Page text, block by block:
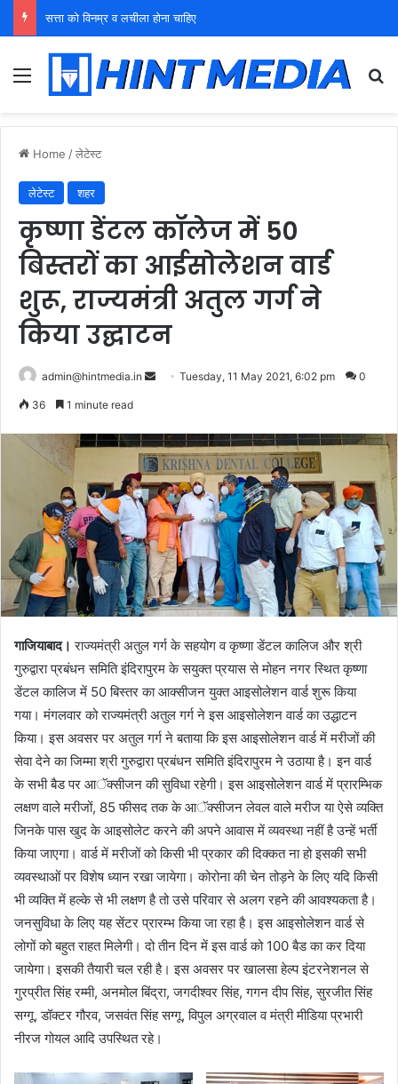
युवा शक्ति को पहचाने बूढ़ा नेतृत्व
Menu
Home /लेटेस्ट
लेटेस्ट शहर
कृष्णा डेंटल कॉलेज में 50
बिस्तरों का आईसोलेशन वार्ड
शुरू, राज्यमंत्री अतुल गर्ग ने
किया उद्घाटन
admin@hintmedia.in
SendTuesday, 11 May 2021, 6:02 pm 0
36 1 minute read
गाजियाबाद। राज्यमंत्री अतुल गर्ग के सहयोग व कृष्णा डेंटल कालिज और श्री
गुरुद्वारा प्रबंधन समिति इंदिरापुरम के सयुक्त प्रयास से मोहन नगर स्थित कृष्णा
डेंटल कालिज में 50 बिस्तर का आक्सीजन युक्त आइसोलेशन वार्ड शुरू किया
गया। मंगलवार को राज्यमंत्री अतुल गर्ग ने इस आइसोलेशन वार्ड का उद्धाटन
किया। इस अवसर पर अतुल गर्ग ने बताया कि इस आइसोलेशन वार्ड में मरीजों की
सेवा देने का जिम्मा श्री गुरुद्वारा प्रबंधन समिति इंदिरापुरम ने उठाया है। इन वार्ड
के सभी बैड पर आॅक्सीजन की सुविधा रहेगी। इस आइसोलेशन वार्ड में प्रारम्भिक
लक्षण वाले मरीजों, 85 फीसद तक के आॅक्सीजन लेवल वाले मरीज या ऐसे व्यक्ति
जिनके पास खुद के आइसोलेट करने की अपने आवास में व्यवस्था नहीं है उन्हें भर्ती
किया जाएगा। वार्ड में मरीजों को किसी भी प्रकार की दिक्कत ना हो इसकी सभी
व्यवस्थाओं पर विशेष ध्यान रखा जायेगा। कोरोना की चेन तोड़ने के लिए यदि किसी
भी व्यक्ति में हल्के से भी लक्षण है तो उसे परिवार से अलग रहने की आवश्यकता है।
जनसुविधा के लिए यह सेंटर प्रारम्भ किया जा रहा है। इस आइसोलेशन वार्ड से
लोगों को बहुत राहत मिलेगी। दो तीन दिन में इस वार्ड को 100 बैड का कर दिया
जायेगा। इसकी तैयारी चल रही है। इस अवसर पर खालसा हेल्प इंटरनेशनल से
गुरप्रीत सिंह रम्मी, अनमोल बिंद्रा, जगदीश्वर सिंह, गगन दीप सिंह, सुरजीत सिंह
सग्गू, डॉक्टर गौरव, जसवंत सिंह सग्गू, विपुल अग्रवाल व मंत्री मीडिया प्रभारी
नीरज गोयल आदि उपस्थित रहे।